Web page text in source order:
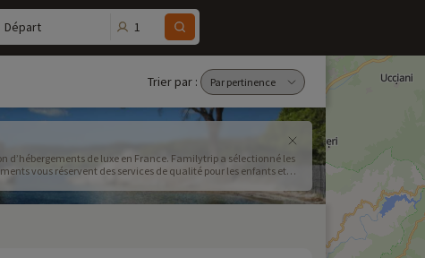
Départ 1
Trier par :
d’hébergements de luxe en France. Familytrip a sélectionné les
vous réservent des services de qualité pour les enfants et